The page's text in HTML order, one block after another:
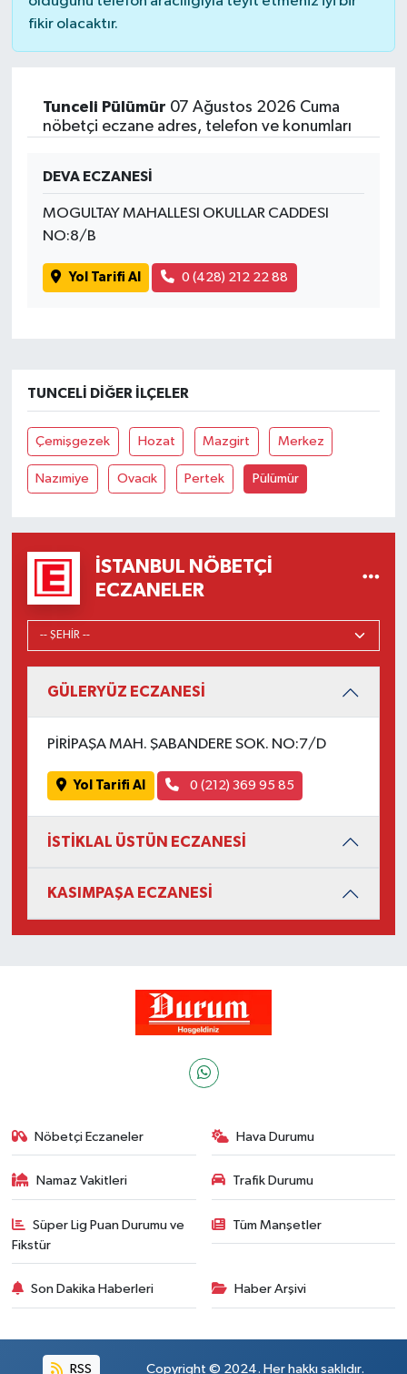
fikir olacaktır.
Tunceli Pülümür 07 Ağustos 2026 Cuma
nöbetçi eczane adres, telefon ve konumları
DEVA ECZANESİ
MOGULTAY MAHALLESI OKULLAR CADDESI
NO:8/B
Yol Tarifi Al 0 (428) 212 22 88
TUNCELI DIĞER İLÇELER
Çemişgezek Hozat Mazgirt Merkez
Nazımiye Ovacık Pertek Pülümür
İSTANBUL NÖBETÇI
ECZANELER
GÜLERYÜZ ECZANESİ
PİRİPAŞA MAH. ŞABANDERE SOK. NO:7/D
Yol Tarifi Al 0 (212) 369 95 85
İSTİKLAL ÜSTÜN ECZANESİ
KASIMPAŞA ECZANESİ
Nöbetçi Eczaneler Hava Durumu
Namaz Vakitleri Trafik Durumu
Süper Lig Puan Durumu ve
Fikstür
Tüm Manşetler
Son Dakika Haberleri Haber Arşivi
RSS Copyright © 2024. Her hakkı saklıdır.